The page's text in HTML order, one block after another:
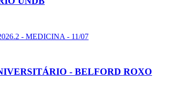
- MEDICINA - 11/07
- BELFORD ROXO